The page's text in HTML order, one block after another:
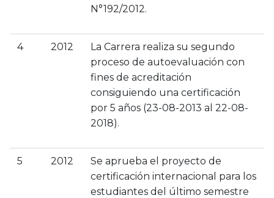
N°192/2012.
4 2012
La Carrera realiza su segundo
proceso de autoevaluación con
fines de acreditación
consiguiendo una certificación
por 5 años (23-08-2013 al 22-08-
2018).
5 2012
Se aprueba el proyecto de
certificación internacional para los
estudiantes del último semestre